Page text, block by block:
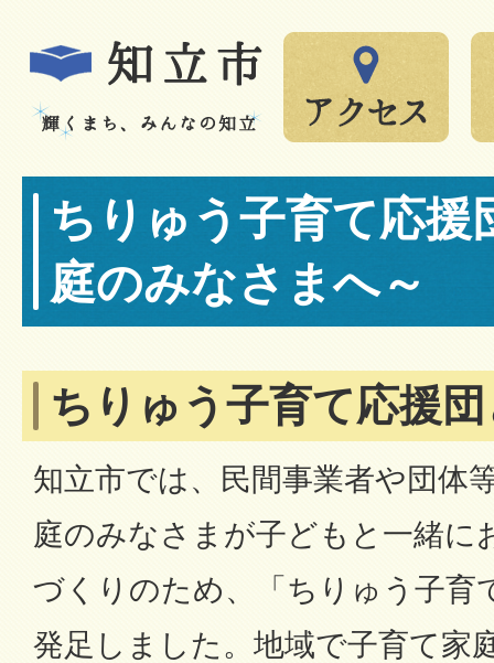
ちりゅう子育て応援
庭のみなさまへ～
ちりゅう子育て応援
知立市では、民間事業者や団体
庭のみなさまが子どもと一緒に
づくりのため、「ちりゅう子育
発足しました。地域で子育て家